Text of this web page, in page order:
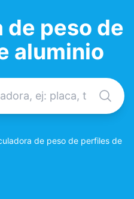
de peso de
aluminio
de peso de perfiles de